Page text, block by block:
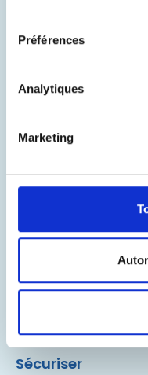
Préférences
Analytiques
Marketing
Trouver un agent
Gérer
Supprimer/
Plaintes
Sécuriser